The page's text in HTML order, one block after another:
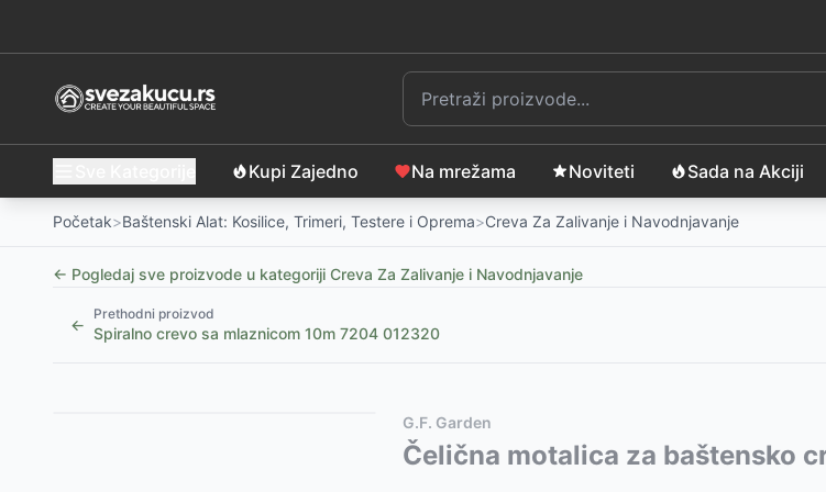
Kupi Zajedno Na mrežama Noviteti Sada na Akciji
Početak>Baštenski Alat: Kosilice, Trimeri, Testere i Oprema>Creva Za Zalivanje i Navodnjavanje
← Pogledaj sve proizvode u kategoriji Creva Za Zalivanje i Navodnjavanje
←
Prethodni proizvod
Spiralno crevo sa mlaznicom 10m 7204 012320
Automatska motalica za baštensko crevo 15m-5999 RSD
Ovaj proizvod nije dostupan, pogledajte slične proizvode:
G.F. Garden
Čelična motalica za baštensko